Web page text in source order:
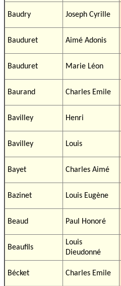
Baudry Joseph Cyrille
Bauduret Aimé Adonis
Bauduret Marie Léon
Baurand Charles Emile
Bavilley Henri
Bavilley Louis
Bayet Charles Aimé
Bazinet Louis Eugène
Beaud Paul Honoré
Beaufils
Louis
Dieudonné
Bécket Charles Emile